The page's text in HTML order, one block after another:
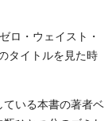
ロ・ウェイスト・
タイトルを見た時
いる本書の著者ベ